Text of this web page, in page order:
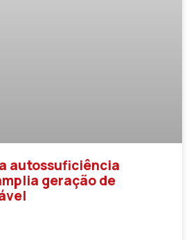
autossuficiência
geração de